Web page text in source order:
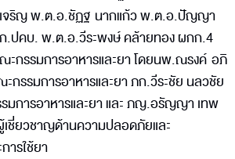
ริญ พ.ต.อ.ชัฏฐ นากแก้ว พ.ต.อ.ปัญญา
ก.ปคบ. พ.ต.อ.วีระพงษ์ คล้ายทอง ผกก.4
กรรมการอาหารและยา โดยนพ.ณรงค์ อภิ
กรรมการอาหารและยา ภก.วีระชัย นลวชัย
มการอาหารและยา และ ภญ.อรัญญา เทพ
ชี่ยวชาญด้านความปลอดภัยและ
ารใช้ยา